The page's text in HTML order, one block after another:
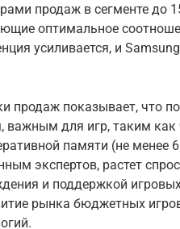
продаж в сегменте до
оптимальное
усиливается, и
продаж показывает, что
важным для игр, таким как
памяти (не менее
экспертов, растет
и поддержкой
рынка бюджетных